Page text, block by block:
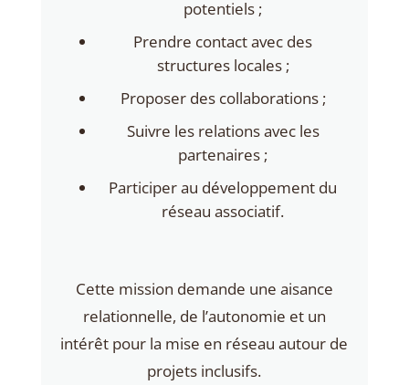
potentiels ;
Prendre contact avec des
structures locales ;
Proposer des collaborations ;
Suivre les relations avec les
partenaires ;
Participer au développement du
réseau associatif.
Cette mission demande une aisance
relationnelle, de l’autonomie et un
intérêt pour la mise en réseau autour de
projets inclusifs.